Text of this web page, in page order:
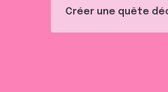
Créer une quête